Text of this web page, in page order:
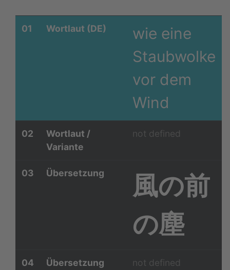
01 Wortlaut (DE)
wie eine
Staubwolke
vor dem
Wind
02
Wortlaut /
Variante
not defined
03 Übersetzung
風の前
の塵
04
Übersetzung
not defined